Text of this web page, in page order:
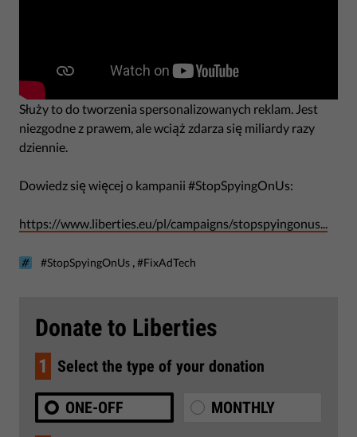
Służy to do tworzenia spersonalizowanych reklam. Jest
niezgodne z prawem, ale wciąż zdarza się miliardy razy
dziennie.
Dowiedz się więcej o kampanii #StopSpyingOnUs:
https://www.liberties.eu/pl/campaigns/stopspyingonus...
#StopSpyingOnUs ,#FixAdTech
Donate to Liberties
1 Select the type of your donation
ONE-OFF MONTHLY